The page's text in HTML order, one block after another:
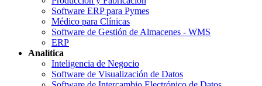
Software ERP para Pymes
Médico para Clínicas
Software de Gestión de Almacenes - WMS
ERP
Analítica
Inteligencia de Negocio
Software de Visualización de Datos